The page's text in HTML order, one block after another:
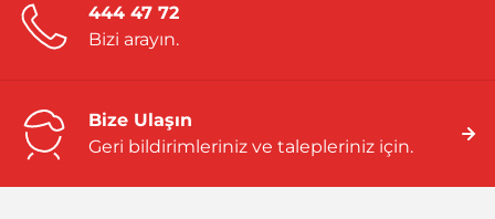
444 47 72
Bizi arayın.
Bize Ulaşın
Geri bildirimleriniz ve talepleriniz için.